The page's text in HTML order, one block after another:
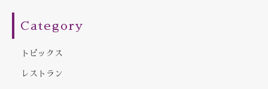
Category
トピックス
レストラン